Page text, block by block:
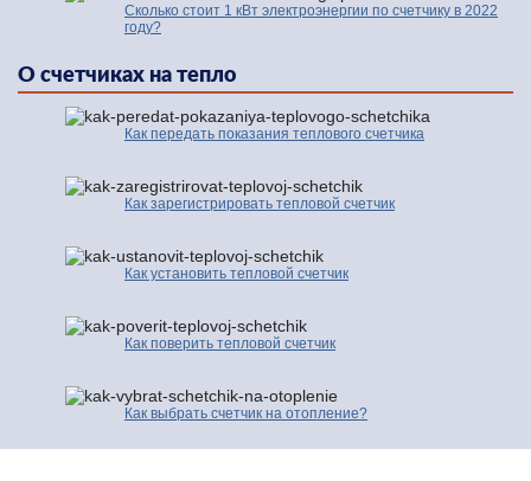
Сколько стоит 1 кВт электроэнергии по счетчику в 2022
году?
О счетчиках на тепло
Как передать показания теплового счетчика
Как зарегистрировать тепловой счетчик
Как установить тепловой счетчик
Как поверить тепловой счетчик
Как выбрать счетчик на отопление?